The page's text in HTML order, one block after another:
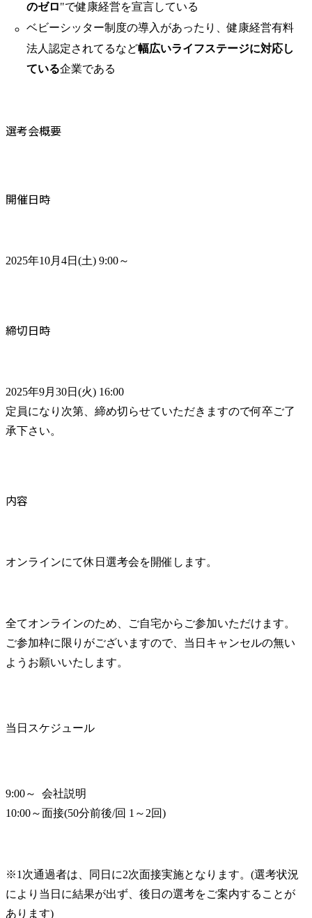
のゼロ"で健康経営を宣言している
ベビーシッター制度の導入があったり、健康経営有料
法人認定されてるなど幅広いライフステージに対応し
ている企業である
選考会概要
開催日時
2025年10月4日(土) 9:00～
締切日時
2025年9月30日(火) 16:00
定員になり次第、締め切らせていただきますので何卒ご了
承下さい。
内容
オンラインにて休日選考会を開催します。
全てオンラインのため、ご自宅からご参加いただけます。
ご参加枠に限りがございますので、当日キャンセルの無い
ようお願いいたします。
当日スケジュール
9:00～  会社説明
10:00～面接(50分前後/回 1～2回)
※1次通過者は、同日に2次面接実施となります。(選考状況
により当日に結果が出ず、後日の選考をご案内することが
あります)